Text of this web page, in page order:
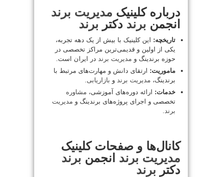
درباره کلینیک مدیریت برند
انجمن برند دکتر برند
تاریخچه: این کلینیک با بیش از یک دهه تجربه،
یکی از اولین و قدیمی‌ترین مراکز تخصصی در
حوزه برندینگ و مدیریت برند در ایران است.
ماموریت: ارتقای دانش و مهارت‌های مرتبط با
برندینگ، مدیریت برند و بازاریابی
خدمات: ارائه دوره‌های آموزشی، مشاوره
تخصصی و اجرای پروژه‌های برندینگ و مدیریت
برند
کانال‌ها و صفحات کلینیک
مدیریت برند انجمن برند
دکتربرند